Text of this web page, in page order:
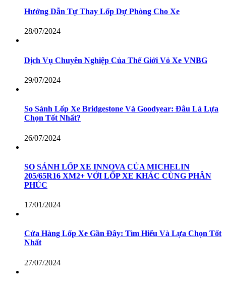
Hướng Dẫn Tự Thay Lốp Dự Phòng Cho Xe
28/07/2024
Dịch Vụ Chuyên Nghiệp Của Thế Giới Vỏ Xe VNBG
29/07/2024
So Sánh Lốp Xe Bridgestone Và Goodyear: Đâu Là Lựa
Chọn Tốt Nhất?
26/07/2024
SO SÁNH LỐP XE INNOVA CỦA MICHELIN
205/65R16 XM2+ VỚI LỐP XE KHÁC CÙNG PHÂN
PHÚC
17/01/2024
Cửa Hàng Lốp Xe Gần Đây: Tìm Hiểu Và Lựa Chọn Tốt
Nhất
27/07/2024